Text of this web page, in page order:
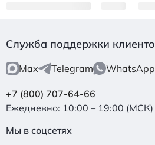
Служба поддержки
Max Telegram WhatsApp
+7 (800) 707-64-66
Ежедневно: 10:00 – 19:00 (МСК)
Мы в соцсетях